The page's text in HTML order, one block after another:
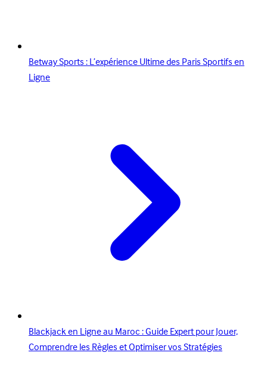
Betway Sports : L’expérience Ultime des Paris Sportifs en
Ligne
Blackjack en Ligne au Maroc : Guide Expert pour Jouer,
Comprendre les Règles et Optimiser vos Stratégies